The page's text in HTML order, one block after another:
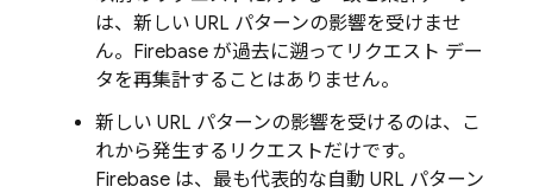
は、新しい URL パターンの影響を受けませ
ん。Firebase が過去に遡ってリクエスト デー
タを再集計することはありません。
新しい URL パターンの影響を受けるのは、 こ
れから発生するリクエストだけです。
Firebase は、最も代表的な自動 URL パターン